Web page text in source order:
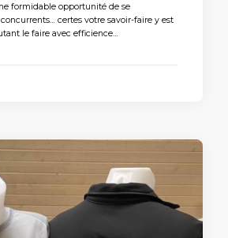
formidable opportunité de se
certes votre savoir-faire y est
le faire avec efficience…